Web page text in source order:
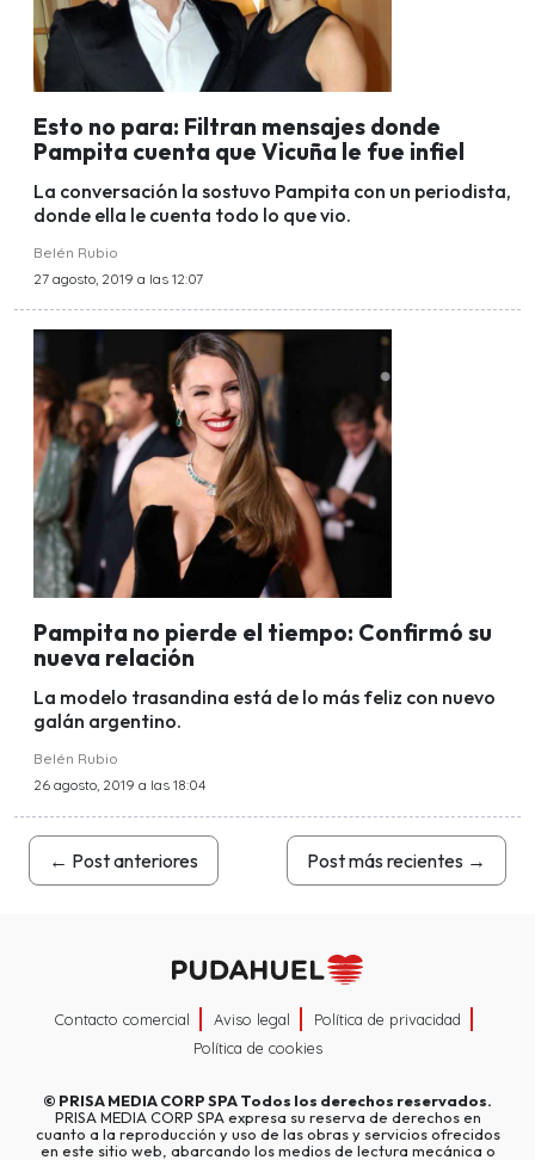
Esto no para: Filtran mensajes donde
Pampita cuenta que Vicuña le fue infiel
La conversación la sostuvo Pampita con un periodista,
donde ella le cuenta todo lo que vio.
Belén Rubio
27 agosto, 2019 a las 12:07
Pampita no pierde el tiempo: Confirmó su
nueva relación
La modelo trasandina está de lo más feliz con nuevo
galán argentino.
Belén Rubio
26 agosto, 2019 a las 18:04
← Post anteriores Post más recientes →
Contacto comercial Aviso legal
Política de privacidad
Política de cookies
© PRISA MEDIA CORP SPATodos los derechos reservados.
PRISA MEDIA CORP SPA expresa su reserva de derechos en
cuanto a la reproducción y uso de las obras y servicios ofrecidos
en este sitio web, abarcando los medios de lectura mecánica o